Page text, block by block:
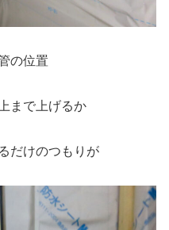
の位置
まで上げるか
だけのつもりが